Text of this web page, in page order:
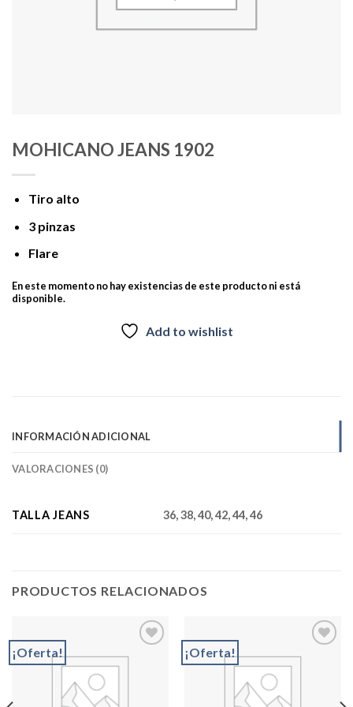
MOHICANO JEANS 1902
Tiro alto
3 pinzas
Flare
En este momento no hay existencias de este producto ni está
disponible.
Add to wishlist
INFORMACIÓN ADICIONAL
VALORACIONES (0)
TALLA JEANS 36, 38, 40, 42, 44, 46
PRODUCTOS RELACIONADOS
¡Oferta! ¡Oferta!